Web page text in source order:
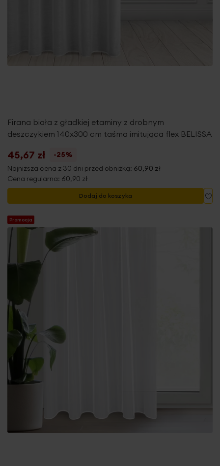
Firana biała z gładkiej etaminy z drobnym
deszczykiem 140x300 cm taśma imitująca flex BELISSA
45,67 zł
-25%
Najniższa cena z 30 dni przed obniżką: 60,90 zł
Cena regularna: 60,90 zł
Dodaj do koszyka
Promocja